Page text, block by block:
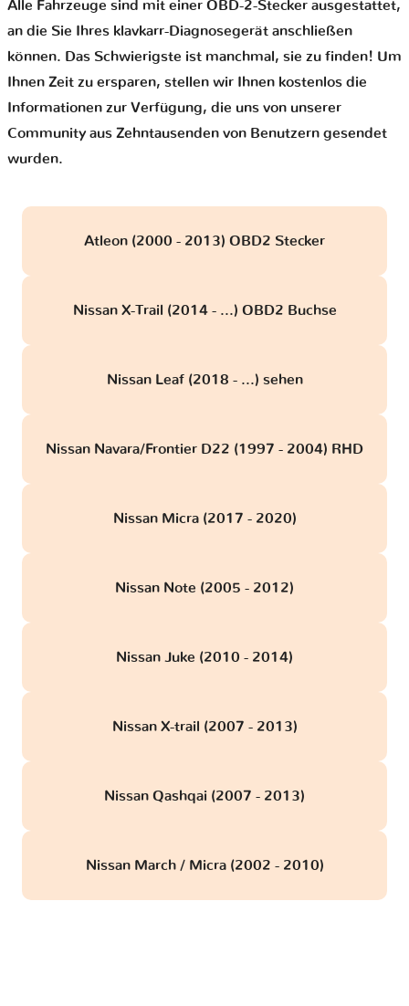
Alle Fahrzeuge sind mit einer OBD-2-Stecker ausgestattet,
an die Sie Ihres klavkarr-Diagnosegerät anschließen
können. Das Schwierigste ist manchmal, sie zu finden! Um
Ihnen Zeit zu ersparen, stellen wir Ihnen kostenlos die
Informationen zur Verfügung, die uns von unserer
Community aus Zehntausenden von Benutzern gesendet
wurden.
Atleon (2000 - 2013) OBD2 Stecker
Nissan X-Trail (2014 - ...) OBD2 Buchse
Nissan Leaf (2018 - ...) sehen
Nissan Navara/Frontier D22 (1997 - 2004) RHD
Nissan Micra (2017 - 2020)
Nissan Note (2005 - 2012)
Nissan Juke (2010 - 2014)
Nissan X-trail (2007 - 2013)
Nissan Qashqai (2007 - 2013)
Nissan March / Micra (2002 - 2010)